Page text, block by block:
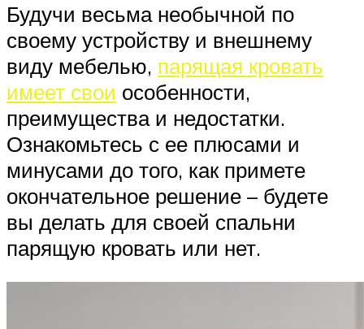
Будучи весьма необычной по
своему устройству и внешнему
виду мебелью, парящая кровать
имеет свои особенности,
преимущества и недостатки.
Ознакомьтесь с ее плюсами и
минусами до того, как примете
окончательное решение – будете
вы делать для своей спальни
парящую кровать или нет.